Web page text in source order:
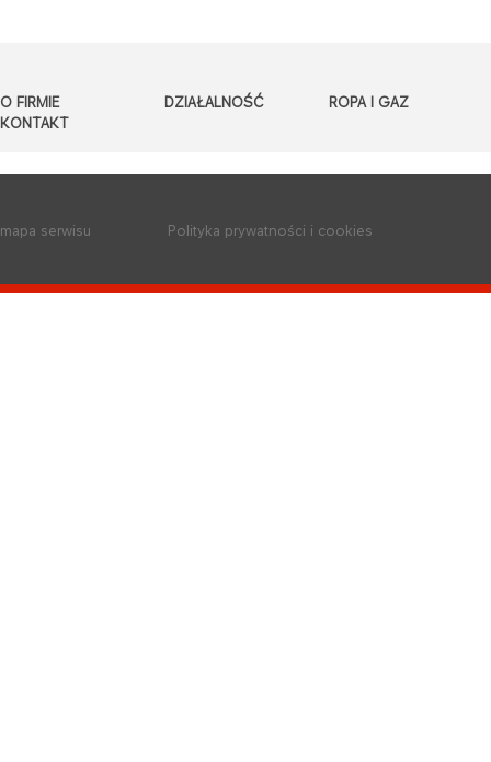
O FIRMIE DZIAŁALNOŚĆ
ROPA I GAZ
KONTAKT
mapa serwisu Polityka prywatności i cookies